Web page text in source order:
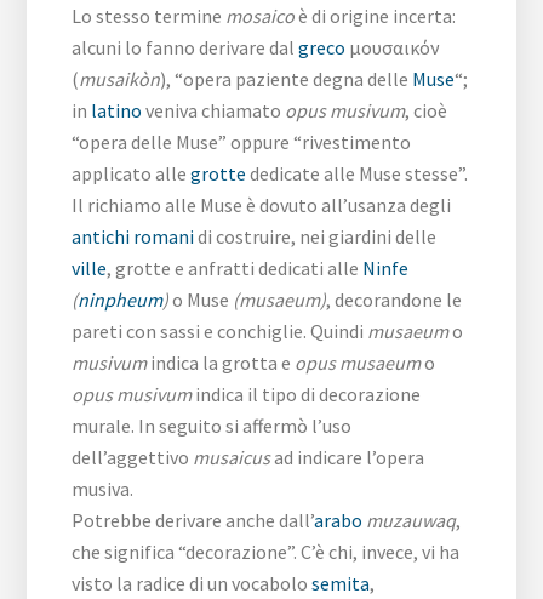
Lo stesso termine mosaicoè di origine incerta:
alcuni lo fanno derivare dalgreco μουσαικόν
(musaikòn), “opera paziente degna delle Muse“;
in latino veniva chiamato opus musivum, cioè
“opera delle Muse” oppure “rivestimento
applicato allegrotte dedicate alle Muse stesse”.
Il richiamo alle Muse è dovuto all’usanza degli
antichi romanidi costruire, nei giardini delle
ville, grotte e anfratti dedicati alle Ninfe
(ninpheum)o Muse (musaeum), decorandone le
pareti con sassi e conchiglie. Quindi musaeumo
musivumindica la grotta e opus musaeumo
opus musivumindica il tipo di decorazione
murale. In seguito si affermò l’uso
dell’aggettivo musaicusad indicare l’opera
musiva.
Potrebbe derivare anche dall’arabo muzauwaq,
che significa “decorazione”. C’è chi, invece, vi ha
visto la radice di un vocabolosemita,